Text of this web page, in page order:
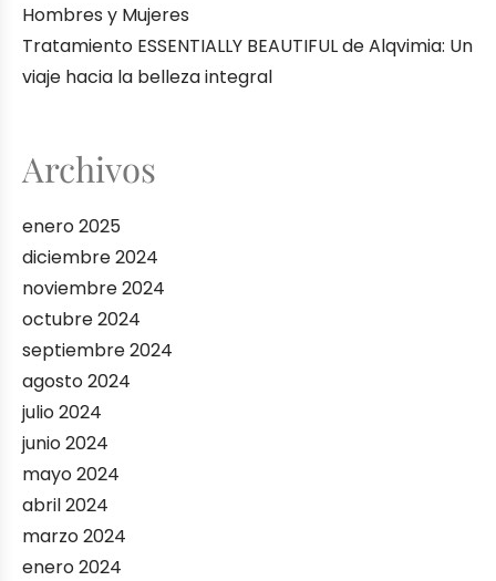
Hombres y Mujeres
Tratamiento ESSENTIALLY BEAUTIFUL de Alqvimia: Un
viaje hacia la belleza integral
Archivos
enero 2025
diciembre 2024
noviembre 2024
octubre 2024
septiembre 2024
agosto 2024
julio 2024
junio 2024
mayo 2024
abril 2024
marzo 2024
enero 2024